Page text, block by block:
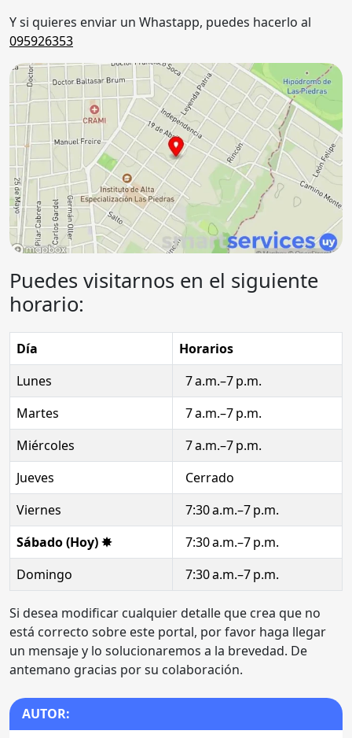
Y si quieres enviar un Whastapp, puedes hacerlo al
095926353
Puedes visitarnos en el siguiente
horario:
Día
Horarios
Lunes
7 a.m.–7 p.m.
Martes
7 a.m.–7 p.m.
Miércoles
7 a.m.–7 p.m.
Jueves
Cerrado
Viernes
7:30 a.m.–7 p.m.
Sábado (Hoy) ✸
7:30 a.m.–7 p.m.
Domingo
7:30 a.m.–7 p.m.
Si desea modificar cualquier detalle que crea que no
está correcto sobre este portal, por favor haga llegar
un mensaje y lo solucionaremos a la brevedad. De
antemano gracias por su colaboración.
AUTOR: